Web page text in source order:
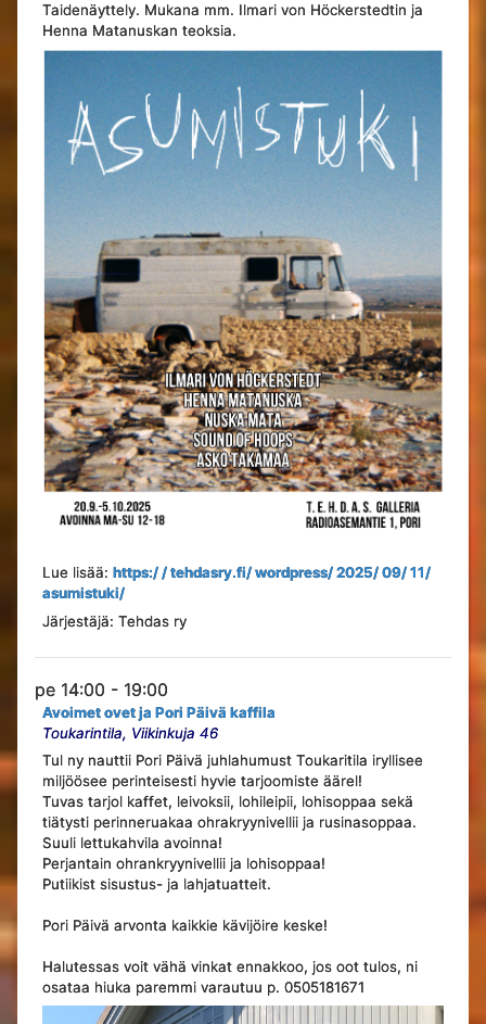
Taidenäyttely. Mukana mm. Ilmari von Höckerstedtin ja
Henna Matanuskan teoksia.
Lue lisää: https:/ / tehdasry.fi/ wordpress/ 2025/ 09/ 11/
asumistuki/
Järjestäjä: Tehdas ry
pe 14:00 - 19:00
Avoimet ovet ja Pori Päivä kaffila
Toukarintila, Viikinkuja 46
Tul ny nauttii Pori Päivä juhlahumust Toukaritila iryllisee
miljöösee perinteisesti hyvie tarjoomiste äärel!
Tuvas tarjol kaffet, leivoksii, lohileipii, lohisoppaa sekä
tiätysti perinneruakaa ohrakryynivellii ja rusinasoppaa.
Suuli lettukahvila avoinna!
Perjantain ohrankryynivellii ja lohisoppaa!
Putiikist sisustus- ja lahjatuatteit.
Pori Päivä arvonta kaikkie kävijöire keske!
Halutessas voit vähä vinkat ennakkoo, jos oot tulos, ni
osataa hiuka paremmi varautuu p. 0505181671